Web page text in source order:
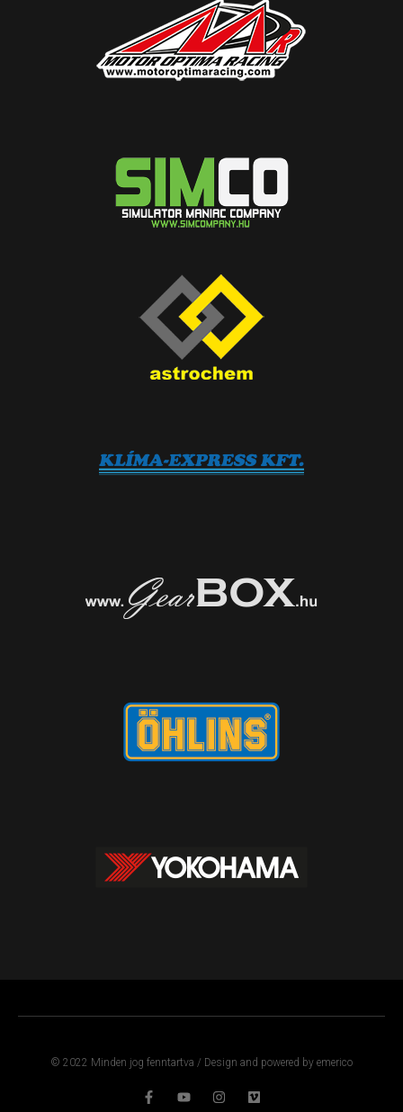
© 2022 Minden jog fenntartva / Design and powered by emerico